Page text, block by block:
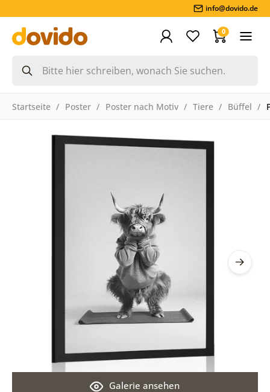
info@dovido.de
0
Startseite Poster Poster nach Motiv Tiere Büffel
Galerie ansehen